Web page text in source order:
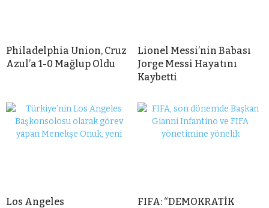
Philadelphia Union, Cruz
Azul’a 1-0 Mağlup Oldu
Lionel Messi’nin Babası
Jorge Messi Hayatını
Kaybetti
Los Angeles
FIFA: “DEMOKRATİK